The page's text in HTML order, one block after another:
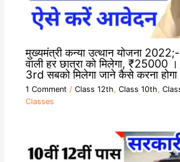
मुख्यमंत्री कन्या उत्थान योजना
वाली हर छात्रा को मिलेगा, ₹25000
3rd सबको मिलेगा जाने कैसे करना
1 Comment / Class 12th, Class 10th,
Classes